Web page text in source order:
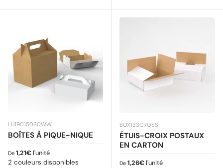
LU19015080WW
BOÎTES À PIQUE-NIQUE
Prix habituel
De 1,21€ l'unité
2 couleurs disponibles
BOX133CROSS
ÉTUIS-CROIX POSTAUX
EN CARTON
Prix habituel
De 1,26€ l'unité